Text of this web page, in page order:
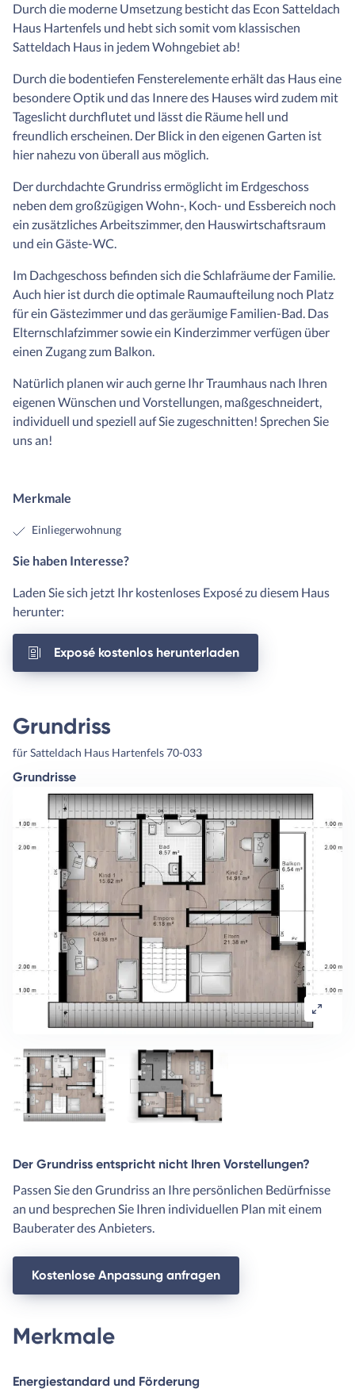
Durch die moderne Umsetzung besticht das Econ Satteldach
Haus Hartenfels und hebt sich somit vom klassischen
Satteldach Haus in jedem Wohngebiet ab!
Durch die bodentiefen Fensterelemente erhält das Haus eine
besondere Optik und das Innere des Hauses wird zudem mit
Tageslicht durchflutet und lässt die Räume hell und
freundlich erscheinen. Der Blick in den eigenen Garten ist
hier nahezu von überall aus möglich.
Der durchdachte Grundriss ermöglicht im Erdgeschoss
neben dem großzügigen Wohn-, Koch- und Essbereich noch
ein zusätzliches Arbeitszimmer, den Hauswirtschaftsraum
und ein Gäste-WC.
Im Dachgeschoss befinden sich die Schlafräume der Familie.
Auch hier ist durch die optimale Raumaufteilung noch Platz
für ein Gästezimmer und das geräumige Familien-Bad. Das
Elternschlafzimmer sowie ein Kinderzimmer verfügen über
einen Zugang zum Balkon.
Natürlich planen wir auch gerne Ihr Traumhaus nach Ihren
eigenen Wünschen und Vorstellungen, maßgeschneidert,
individuell und speziell auf Sie zugeschnitten! Sprechen Sie
uns an!
Merkmale
Einliegerwohnung
Sie haben Interesse?
Laden Sie sich jetzt Ihr kostenloses Exposé zu diesem Haus
herunter:
Exposé kostenlos herunterladen
Grundriss
für Satteldach Haus Hartenfels 70-033
Grundrisse
Der Grundriss entspricht nicht Ihren Vorstellungen?
Passen Sie den Grundriss an Ihre persönlichen Bedürfnisse
an und besprechen Sie Ihren individuellen Plan mit einem
Bauberater des Anbieters.
Kostenlose Anpassung anfragen
Merkmale
Energiestandard und Förderung